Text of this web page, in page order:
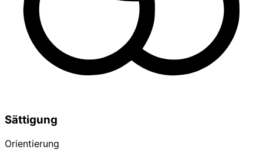
Sättigung
Orientierung